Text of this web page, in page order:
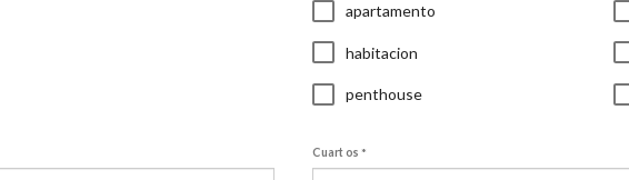
apartamento
habitacion
penthouse
Cuartos